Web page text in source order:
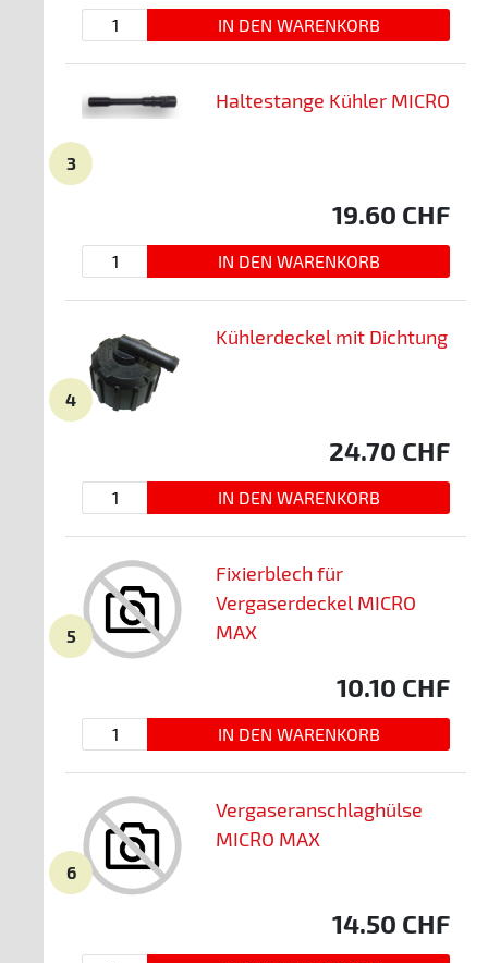
3
Haltestange Kühler MICRO
19.60 CHF
4
Kühlerdeckel mit Dichtung
24.70 CHF
5
Fixierblech für
Vergaserdeckel MICRO
MAX
10.10 CHF
6
Vergaseranschlaghülse
MICRO MAX
14.50 CHF